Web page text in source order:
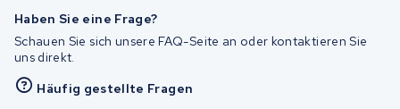
Haben Sie eine Frage?
Schauen Sie sich unsere FAQ-Seite an oder kontaktieren Sie
uns direkt.
Häufig gestellte Fragen